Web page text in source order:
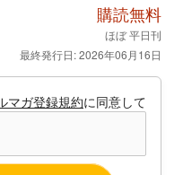
購読無料
ほぼ 平日刊
最終発行日: 2026年06月16日
マガ登録規約に同意して